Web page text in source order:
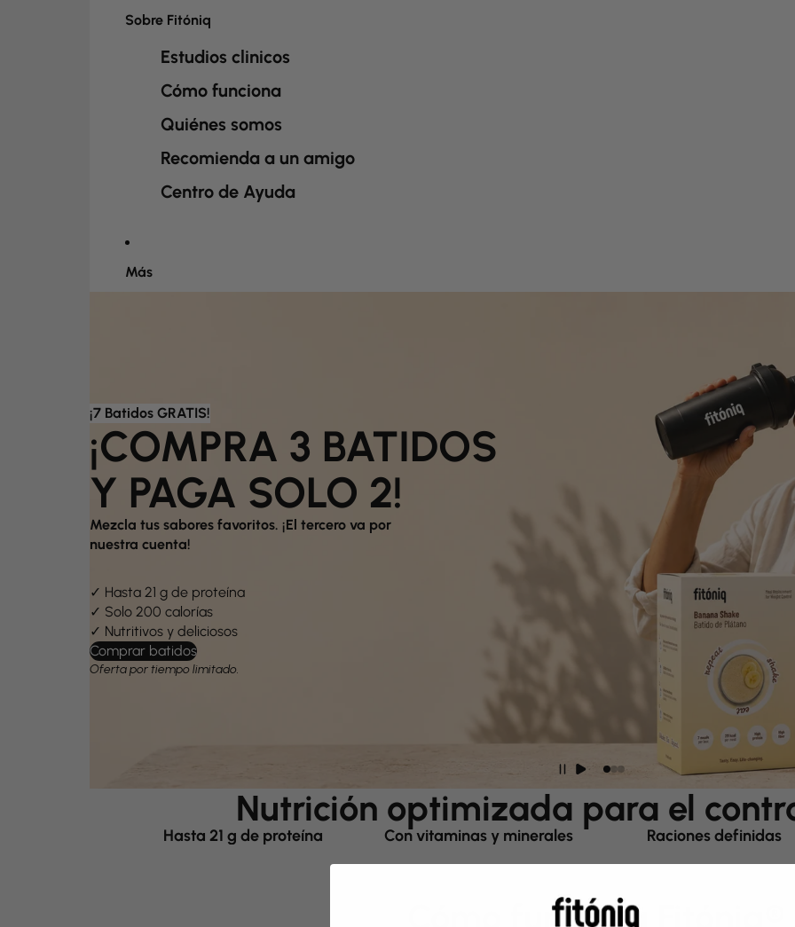
Sobre Fitóniq
Estudios clinicos
Cómo funciona
Quiénes somos
Recomienda a un amigo
Centro de Ayuda
Más
¡7 Batidos GRATIS!
¡COMPRA 3 BATIDOS
Y PAGA SOLO 2!
Mezcla tus sabores favoritos. ¡El tercero va por
nuestra cuenta!
✓ Hasta 21 g de proteína
✓ Solo 200 calorías
✓ Nutritivos y deliciosos
Comprar batidos
Oferta por tiempo limitado.
Nutrición optimizada para el
Hasta 21 g de proteína Con vitaminas y minerales Raciones definidas
Cómo funciona Fitóniq®